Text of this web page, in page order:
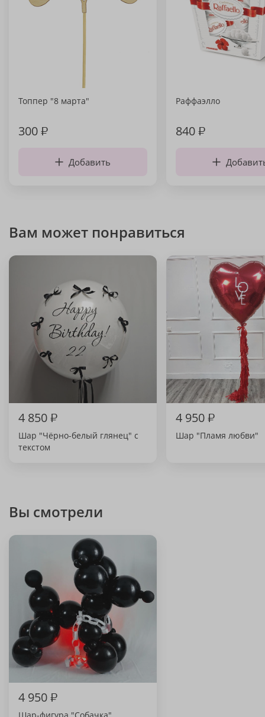
Топпер "8 марта"
300₽
Добавить
Раффаэлло
840₽
Вам может понравиться
4 850₽
Шар "Чёрно-белый глянец" с
текстом
4 950₽
Шар "Пламя любви"
Вы смотрели
4 950₽